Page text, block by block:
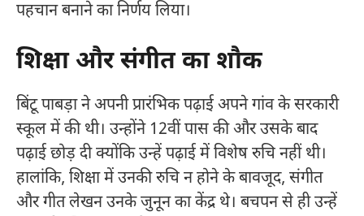
पहचान बनाने का निर्णय लिया।
शिक्षा और संगीत का शौक
बिंटू पाबड़ा ने अपनी प्रारंभिक पढ़ाई अपने गांव के सरकारी
स्कूल में की थी। उन्होंने 12वीं पास की और उसके बाद
पढ़ाई छोड़ दी क्योंकि उन्हें पढ़ाई में विशेष रुचि नहीं थी।
हालांकि, शिक्षा में उनकी रुचि न होने के बावजूद, संगीत
और गीत लेखन उनके जुनून का केंद्र थे। बचपन से ही उन्हें